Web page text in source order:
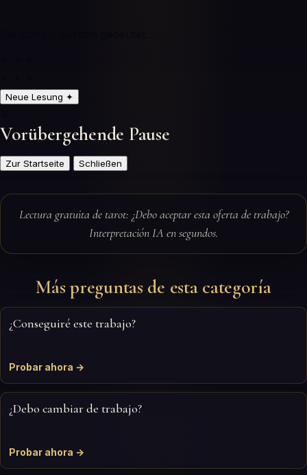
Neue Lesung ✦
Vorübergehende Pause
Zur Startseite Schließen
Lectura gratuita de tarot: ¿Debo aceptar esta oferta de trabajo?
Interpretación IA en segundos.
Más preguntas de esta categoría
¿Conseguiré este trabajo?
Probar ahora →
¿Debo cambiar de trabajo?
Probar ahora →